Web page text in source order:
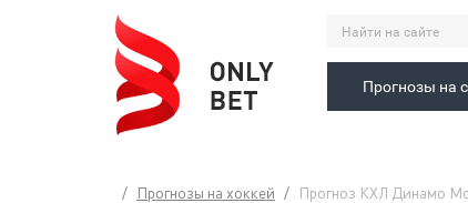
Прогнозы на
Прогнозы на хоккей Прогноз КХЛ Динамо